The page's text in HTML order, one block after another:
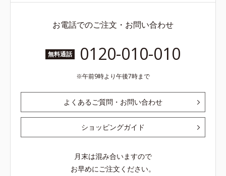
お電話でのご注文・お問い合わせ
無料通話 0120-010-010
午前9時より午後7時まで
よくあるご質問・お問い合わせ
ショッピングガイド
月末は混み合いますので
お早めにご注文ください。